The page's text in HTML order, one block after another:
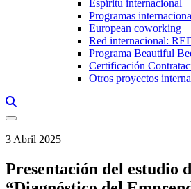
Espíritu internacional
Programas
European coworking
Red internacional:
Programa Beautiful
Certificación
Otros proyectos
3 Abril 2025
Presentación del estudio